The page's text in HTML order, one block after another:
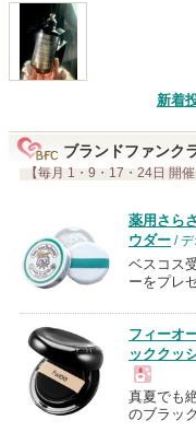
新着
ブランドファンク
【毎月 1・9・17・24日 開催
薬用さら
ウダー /
ベスコス
ーをプレ
フィーオ
ッククッ
現
真夏でも
のブラッ